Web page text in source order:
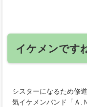
イケメンです
シスターになるため修
気イケメンバンド「Ａ.